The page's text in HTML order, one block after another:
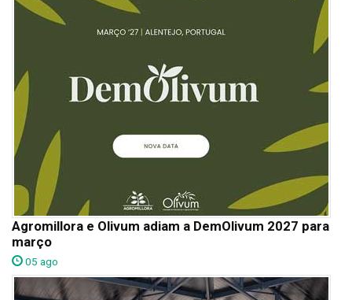
Agromillora e Olivum adiam a DemOlivum 2027 para
março
05 ago